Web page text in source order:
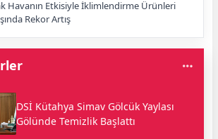
Havanın Etkisiyle İklimlendirme Ürünleri
Rekor Artış
DSİ Kütahya Simav Gölcük Yaylası
Gölünde Temizlik Başlattı